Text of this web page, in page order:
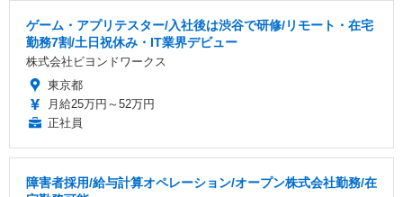
ゲーム・アプリテスター/入社後は渋谷で研修/リモート・在宅
勤務7割/土日祝休み・IT業界デビュー
株式会社ビヨンドワークス
東京都
月給25万円～52万円
正社員
障害者採用/給与計算オペレーション/オープン株式会社勤務/在